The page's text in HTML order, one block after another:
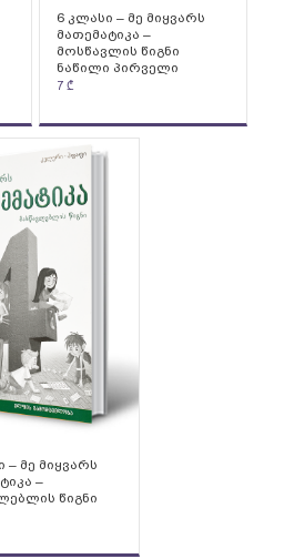
6 კლასი – მე მიყვარს
მათემატიკა –
მოსწავლის წიგნი
ნაწილი პირველი
7 ₾
– მე მიყვარს
–
წიგნი